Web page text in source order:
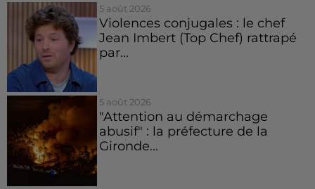
5 août 2026
Violences conjugales : le chef
Jean Imbert (Top Chef) rattrapé
par...
5 août 2026
"Attention au démarchage
abusif" : la préfecture de la
Gironde...